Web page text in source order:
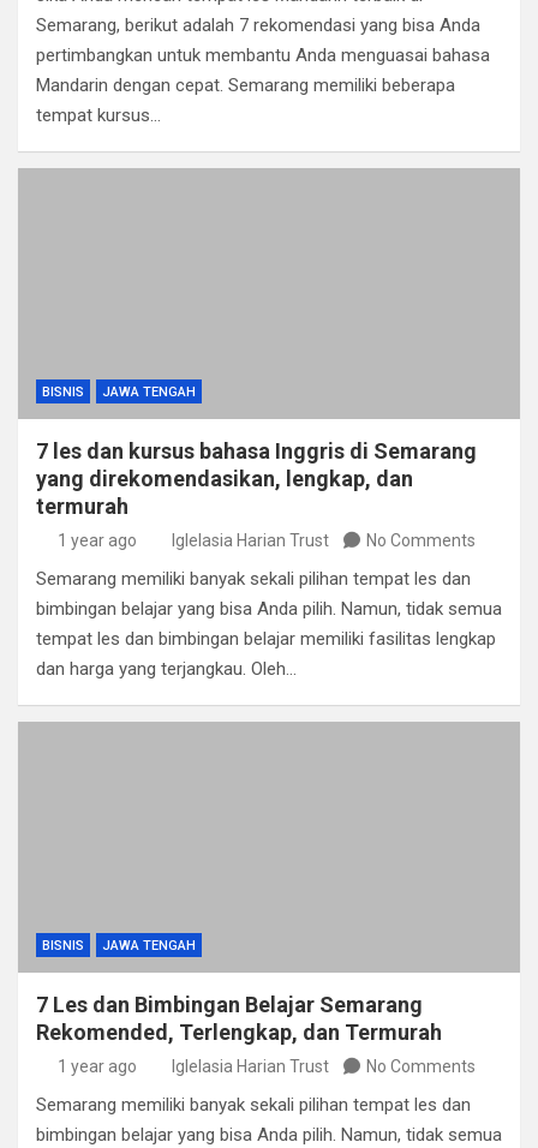
Semarang, berikut adalah 7 rekomendasi yang bisa Anda
pertimbangkan untuk membantu Anda menguasai bahasa
Mandarin dengan cepat. Semarang memiliki beberapa
tempat kursus…
BISNIS JAWA TENGAH
7 les dan kursus bahasa Inggris di Semarang
yang direkomendasikan, lengkap, dan
termurah
1 year ago Iglelasia Harian Trust No Comments
Semarang memiliki banyak sekali pilihan tempat les dan
bimbingan belajar yang bisa Anda pilih. Namun, tidak semua
tempat les dan bimbingan belajar memiliki fasilitas lengkap
dan harga yang terjangkau. Oleh…
BISNIS JAWA TENGAH
7 Les dan Bimbingan Belajar Semarang
Rekomended, Terlengkap, dan Termurah
1 year ago Iglelasia Harian Trust No Comments
Semarang memiliki banyak sekali pilihan tempat les dan
bimbingan belajar yang bisa Anda pilih. Namun, tidak semua